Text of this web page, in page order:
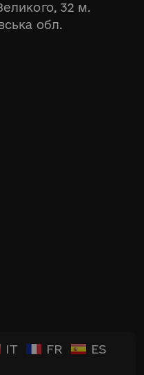
32 м.
обл.
IT FR ES